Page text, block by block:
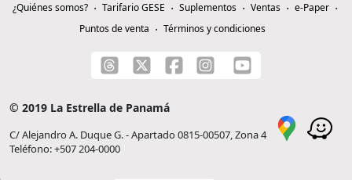
¿Quiénes somos? Tarifario GESE Suplementos Ventas
e-Paper
Puntos de venta
Términos y condiciones
© 2019 La Estrella de Panamá
C/ Alejandro A. Duque G. - Apartado 0815-00507, Zona 4
Teléfono: +507 204-0000